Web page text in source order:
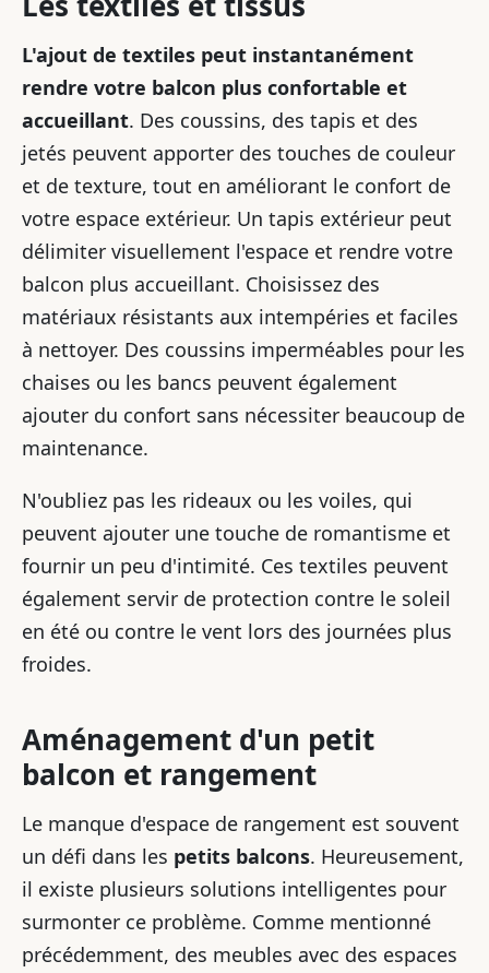
L'ajout de textiles peut instantanément
rendre votre balcon plus confortable et
accueillant. Des coussins, des tapis et des
jetés peuvent apporter des touches de couleur
et de texture, tout en améliorant le confort de
votre espace extérieur. Un tapis extérieur peut
délimiter visuellement l'espace et rendre votre
balcon plus accueillant. Choisissez des
matériaux résistants aux intempéries et faciles
à nettoyer. Des coussins imperméables pour les
chaises ou les bancs peuvent également
ajouter du confort sans nécessiter beaucoup de
maintenance.
N'oubliez pas les rideaux ou les voiles, qui
peuvent ajouter une touche de romantisme et
fournir un peu d'intimité. Ces textiles peuvent
également servir de protection contre le soleil
en été ou contre le vent lors des journées plus
froides.
Aménagement d'un petit
balcon et rangement
Le manque d'espace de rangement est souvent
un défi dans les petits balcons. Heureusement,
il existe plusieurs solutions intelligentes pour
surmonter ce problème. Comme mentionné
précédemment, des meubles avec des espaces